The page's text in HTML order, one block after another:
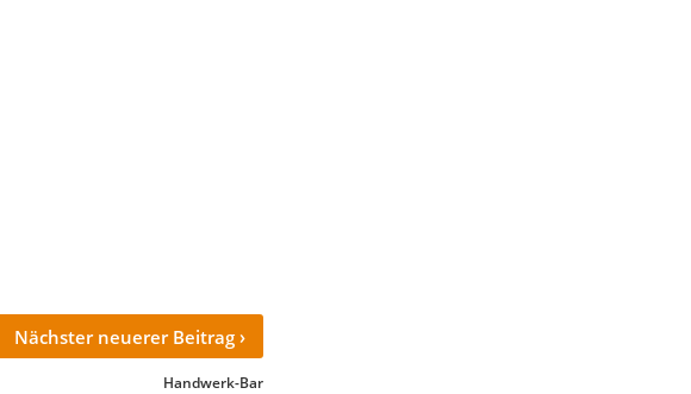
Nächster neuerer Beitrag›
Handwerk-Bar